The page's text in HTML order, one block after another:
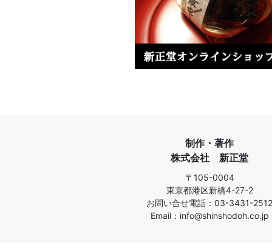
制作・著作
株式会社 新正堂
〒105-0004
東京都港区新橋4-27-2
お問い合せ電話：03-3431-2512
Email：info@shinshodoh.co.jp